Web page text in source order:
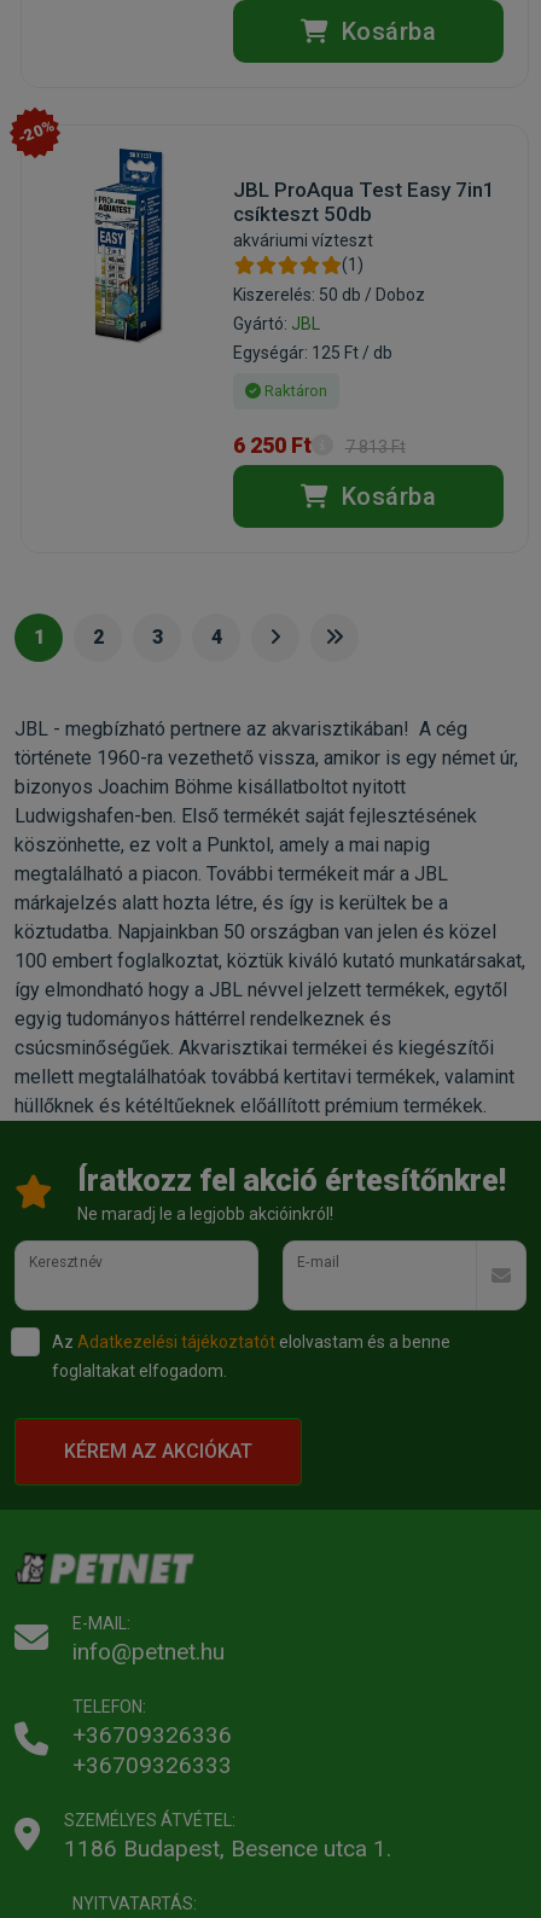
Kosárba
-20%
JBL ProAqua Test Easy 7in1
csíkteszt 50db
akváriumi vízteszt
(1)
Kiszerelés: 50 db / Doboz
Gyártó: JBL
Egységár: 125 Ft / db
Raktáron
6 250 Ft 7 813 Ft
Kosárba
1 2 3 4
JBL - megbízható pertnere az akvarisztikában! A cég
története 1960-ra vezethető vissza, amikor is egy német úr,
bizonyos Joachim Böhme kisállatboltot nyitott
Ludwigshafen-ben. Első termékét saját fejlesztésének
köszönhette, ez volt a Punktol, amely a mai napig
megtalálható a piacon. További termékeit már a JBL
márkajelzés alatt hozta létre, és így is kerültek be a
köztudatba. Napjainkban 50 országban van jelen és közel
100 embert foglalkoztat, köztük kiváló kutató munkatársakat,
így elmondható hogy a JBL névvel jelzett termékek, egytől
egyig tudományos háttérrel rendelkeznek és
csúcsminőségűek. Akvarisztikai termékei és kiegészítői
mellett megtalálhatóak továbbá kertitavi termékek, valamint
hüllőknek és kétéltűeknek előállított prémium termékek.
Íratkozz fel akció értesítőnkre!
Ne maradj le a legjobb akcióinkról!
Keresztnév E-mail
Az Adatkezelési tájékoztatót elolvastam és a benne
foglaltakat elfogadom.
KÉREM AZ AKCIÓKAT
E-MAIL:
info@petnet.hu
TELEFON:
+36709326336
+36709326333
SZEMÉLYES ÁTVÉTEL:
1186 Budapest, Besence utca 1.
NYITVATARTÁS: